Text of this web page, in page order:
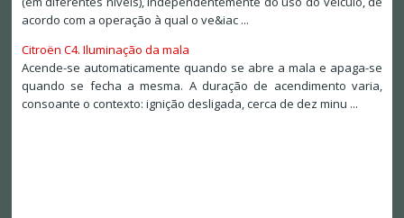
acordo com a operação à qual o ve&iac ...
Citroën C4. Iluminação da mala
Acende-se automaticamente quando se abre a mala e apaga-se
quando se fecha a mesma. A duração de acendimento varia,
consoante o contexto: ignição desligada, cerca de dez minu ...